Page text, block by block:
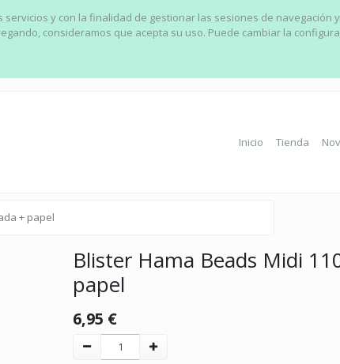
y con la finalidad de gestionar las sesiones de navegación
consideramos que acepta su uso. Puede cambiar la
Inicio Tienda
+ papel
Blister Hama Beads Midi
papel
6,95 €